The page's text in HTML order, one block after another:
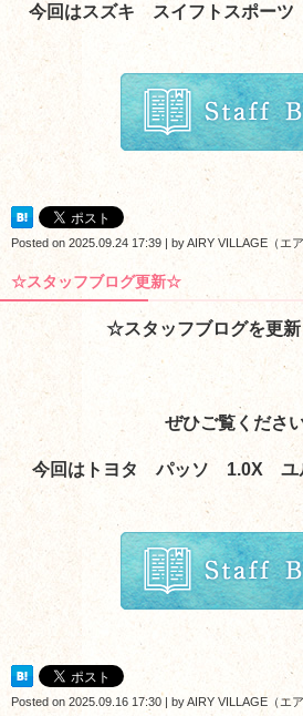
今回はスズキ スイフトスポー
Posted on 2025.09.24 17:39 | byAIRY VILLAGE（エ
☆スタッフブログ更新☆
☆スタッフブログを更
ぜひご覧くださ
今回はトヨタ パッソ 1.0X ユ
Posted on 2025.09.16 17:30 | byAIRY VILLAGE（エ